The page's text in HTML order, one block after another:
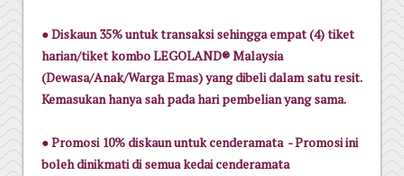
●Diskaun 35% untuk transaksi sehingga empat (4) tiket
harian/tiket kombo LEGOLAND® Malaysia
(Dewasa/Anak/Warga Emas) yang dibeli dalam satu resit.
Kemasukan hanya sah pada hari pembelian yang sama.
●Promosi 10% diskaun untuk cenderamata - Promosi ini
boleh dinikmati di semua kedai cenderamata